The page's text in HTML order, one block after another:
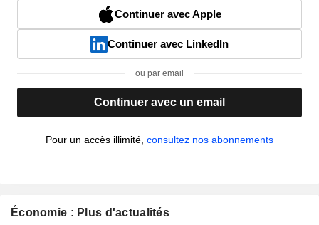
Continuer avec Apple
Continuer avec LinkedIn
ou par email
Continuer avec un email
Pour un accès illimité, consultez nos abonnements
Économie : Plus d'actualités